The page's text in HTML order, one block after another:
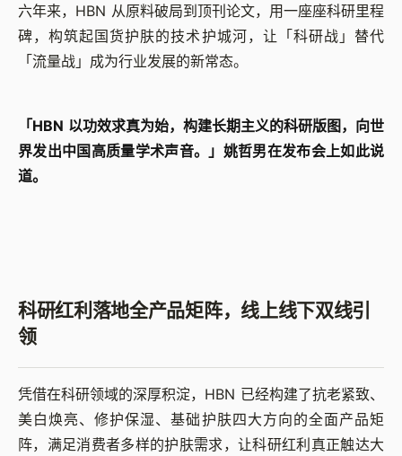
六年来，HBN 从原料破局到顶刊论文，用一座座科研里程
碑，构筑起国货护肤的技术护城河，让「科研战」替代
「流量战」成为行业发展的新常态。
「HBN 以功效求真为始，构建长期主义的科研版图，向世
界发出中国高质量学术声音。」姚哲男在发布会上如此说
道。
科研红利落地全产品矩阵，线上线下双线引
领
凭借在科研领域的深厚积淀，HBN 已经构建了抗老紧致、
美白焕亮、修护保湿、基础护肤四大方向的全面产品矩
阵，满足消费者多样的护肤需求，让科研红利真正触达大